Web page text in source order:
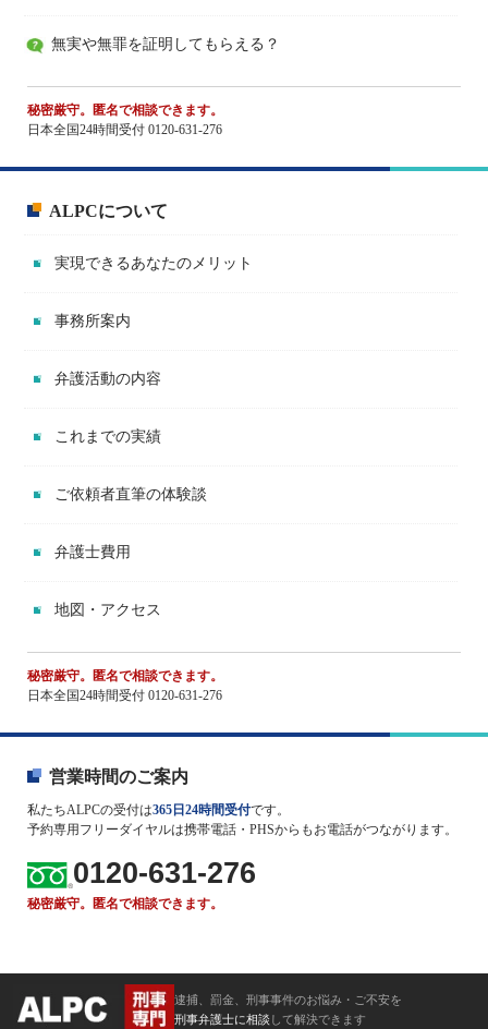
無実や無罪を証明してもらえる？
秘密厳守。匿名で相談できます。
日本全国24時間受付 0120-631-276
ALPCについて
実現できるあなたのメリット
事務所案内
弁護活動の内容
これまでの実績
ご依頼者直筆の体験談
弁護士費用
地図・アクセス
秘密厳守。匿名で相談できます。
日本全国24時間受付 0120-631-276
営業時間のご案内
私たちALPCの受付は365日24時間受付です。
予約専用フリーダイヤルは携帯電話・PHSからもお電話がつながります。
0120-631-276
秘密厳守。匿名で相談できます。
逮捕、罰金、刑事事件のお悩み・ご不安を
刑事弁護士に相談して解決できます